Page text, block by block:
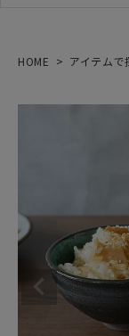
HOME アイテムで